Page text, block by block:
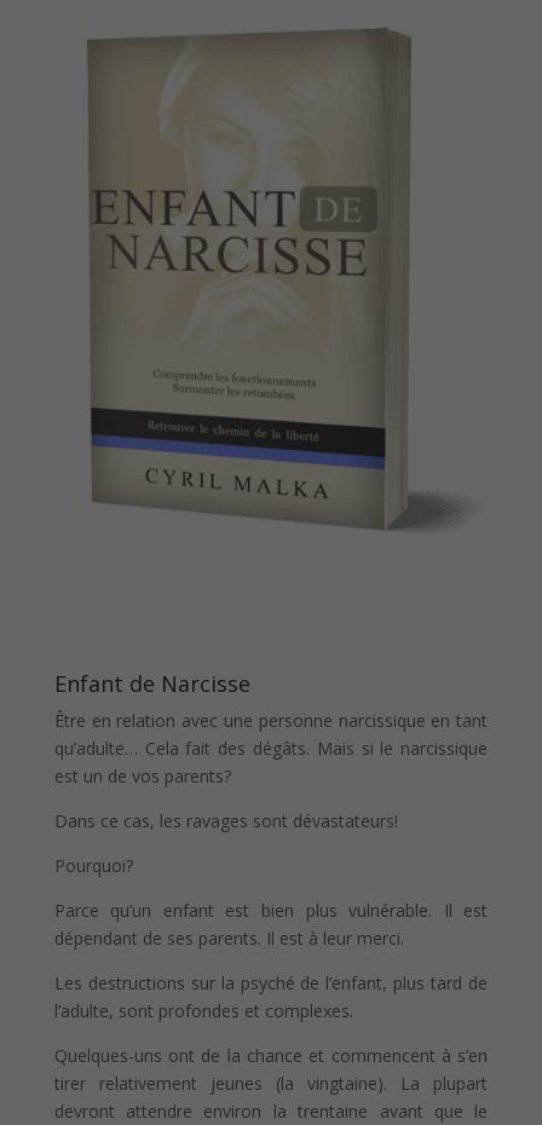
Enfant de Narcisse
Être en relation avec une personne narcissique en tant
qu’adulte… Cela fait des dégâts. Mais si le narcissique
est un de vos parents?
Dans ce cas, les ravages sont dévastateurs!
Pourquoi?
Parce qu’un enfant est bien plus vulnérable. Il est
dépendant de ses parents. Il est à leur merci.
Les destructions sur la psyché de l’enfant, plus tard de
l’adulte, sont profondes et complexes.
Quelques-uns ont de la chance et commencent à s’en
tirer relativement jeunes (la vingtaine). La plupart
devront attendre environ la trentaine avant que le